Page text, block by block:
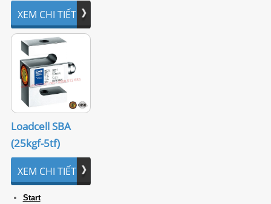
XEM CHI TIẾT
Loadcell SBA
(25kgf-5tf)
XEM CHI TIẾT
Start